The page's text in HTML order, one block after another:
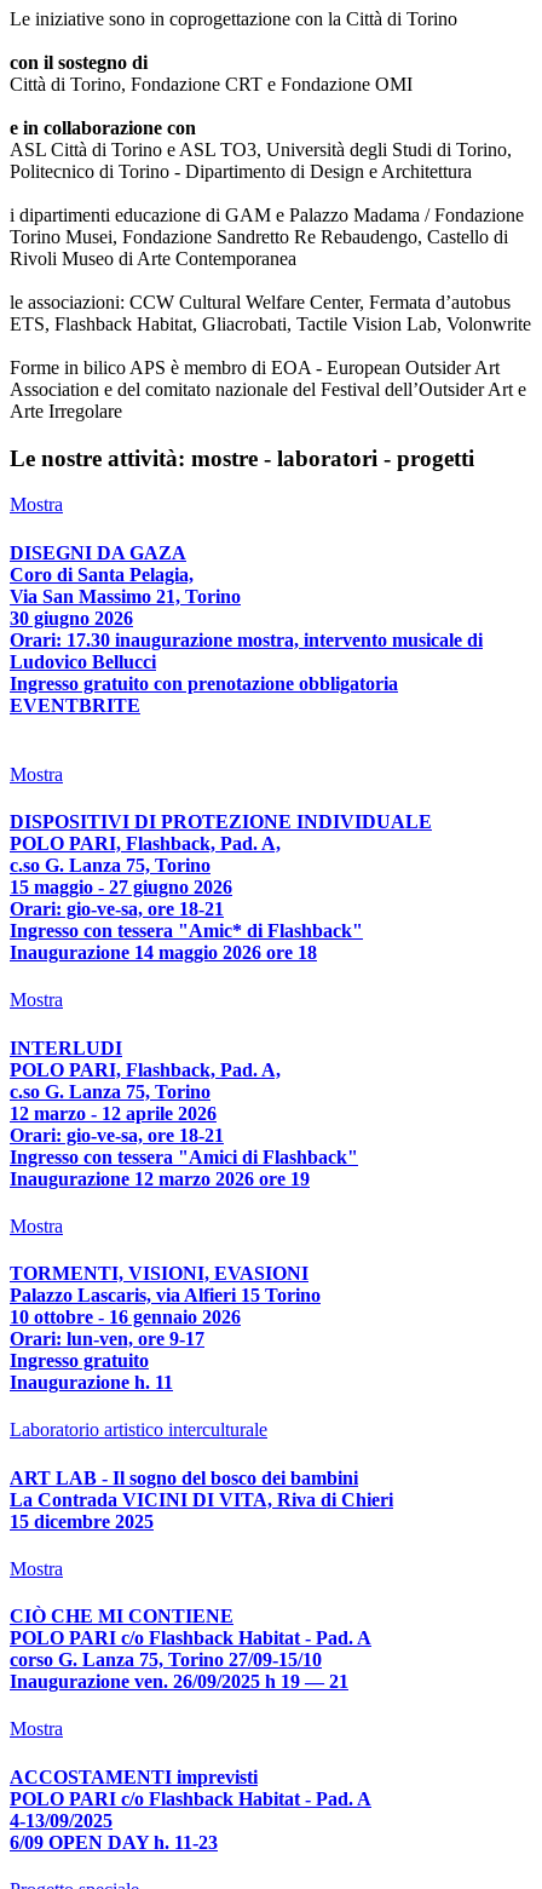
Le iniziative sono in coprogettazione con la Città di Torino
con il sostegno di
Città di Torino, Fondazione CRT e Fondazione OMI
e in collaborazione con
ASL Città di Torino e ASL TO3, Università degli Studi di Torino,
Politecnico di Torino - Dipartimento di Design e Architettura
i dipartimenti educazione di GAM e Palazzo Madama / Fondazione
Torino Musei, Fondazione Sandretto Re Rebaudengo, Castello di
Rivoli Museo di Arte Contemporanea
le associazioni: CCW Cultural Welfare Center, Fermata d’autobus
ETS, Flashback Habitat, Gliacrobati, Tactile Vision Lab, Volonwrite
Forme in bilico APS è membro di EOA - European Outsider Art
Association e del comitato nazionale del Festival dell’Outsider Art e
Arte Irregolare
Le nostre attività: mostre - laboratori - progetti
Mostra
DISEGNI DA GAZA
Coro di Santa Pelagia,
Via San Massimo 21, Torino
30 giugno 2026
Orari: 17.30 inaugurazione mostra, intervento musicale di
Ludovico Bellucci
Ingresso gratuito con prenotazione obbligatoria
EVENTBRITE
Mostra
DISPOSITIVI DI PROTEZIONE INDIVIDUALE
POLO PARI, Flashback, Pad. A,
c.so G. Lanza 75, Torino
15 maggio - 27 giugno 2026
Orari: gio-ve-sa, ore 18-21
Ingresso con tessera "Amic* di Flashback"
Inaugurazione 14 maggio 2026 ore 18
Mostra
INTERLUDI
POLO PARI, Flashback, Pad. A,
c.so G. Lanza 75, Torino
12 marzo - 12 aprile 2026
Orari: gio-ve-sa, ore 18-21
Ingresso con tessera "Amici di Flashback"
Inaugurazione 12 marzo 2026 ore 19
Mostra
TORMENTI, VISIONI, EVASIONI
Palazzo Lascaris, via Alfieri 15 Torino
10 ottobre - 16 gennaio 2026
Orari: lun-ven, ore 9-17
Ingresso gratuito
Inaugurazione h. 11
Laboratorio artistico interculturale
ART LAB - Il sogno del bosco dei bambini
La Contrada VICINI DI VITA, Riva di Chieri
15 dicembre 2025
Mostra
CIÒ CHE MI CONTIENE
POLO PARI c/o Flashback Habitat - Pad. A
corso G. Lanza 75, Torino 27/09-15/10
Inaugurazione ven. 26/09/2025 h 19 — 21
Mostra
ACCOSTAMENTI imprevisti
POLO PARI c/o Flashback Habitat - Pad. A
4-13/09/2025
6/09 OPEN DAY h. 11-23